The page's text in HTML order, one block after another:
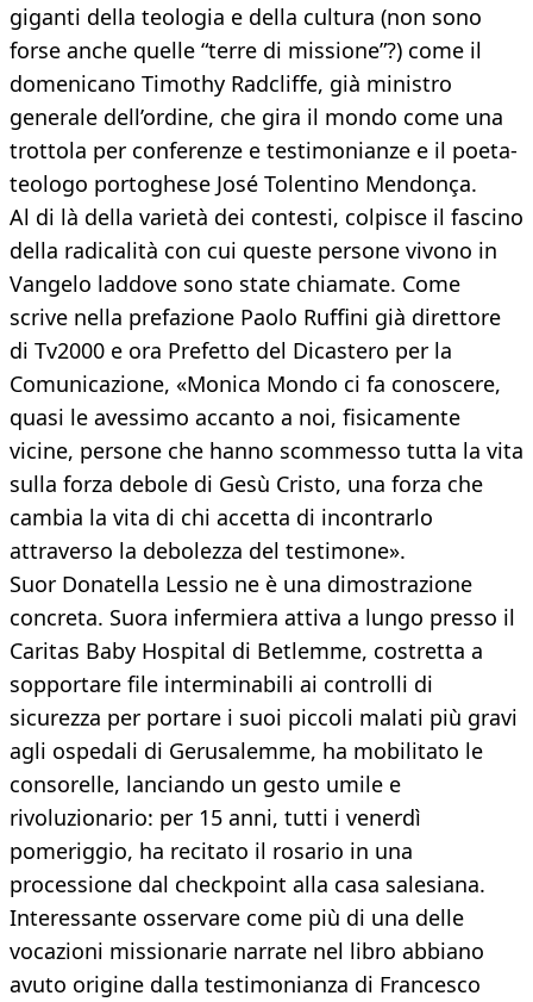
giganti della teologia e della cultura (non sono
forse anche quelle “terre di missione”?) come il
domenicano Timothy Radcliffe, già ministro
generale dell’ordine, che gira il mondo come una
trottola per conferenze e testimonianze e il poeta-
teologo portoghese José Tolentino Mendonça.
Al di là della varietà dei contesti, colpisce il fascino
della radicalità con cui queste persone vivono in
Vangelo laddove sono state chiamate. Come
scrive nella prefazione Paolo Ruffini già direttore
di Tv2000 e ora Prefetto del Dicastero per la
Comunicazione, «Monica Mondo ci fa conoscere,
quasi le avessimo accanto a noi, fisicamente
vicine, persone che hanno scommesso tutta la vita
sulla forza debole di Gesù Cristo, una forza che
cambia la vita di chi accetta di incontrarlo
attraverso la debolezza del testimone».
Suor Donatella Lessio ne è una dimostrazione
concreta. Suora infermiera attiva a lungo presso il
Caritas Baby Hospital di Betlemme, costretta a
sopportare file interminabili ai controlli di
sicurezza per portare i suoi piccoli malati più gravi
agli ospedali di Gerusalemme, ha mobilitato le
consorelle, lanciando un gesto umile e
rivoluzionario: per 15 anni, tutti i venerdì
pomeriggio, ha recitato il rosario in una
processione dal checkpoint alla casa salesiana.
Interessante osservare come più di una delle
vocazioni missionarie narrate nel libro abbiano
avuto origine dalla testimonianza di Francesco